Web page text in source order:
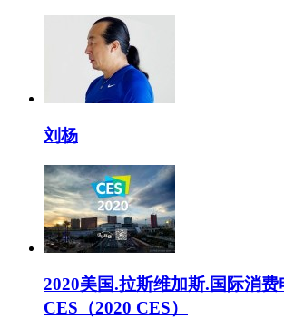
刘杨
2020美国.拉斯维加斯.国际消费
CES（2020 CES）